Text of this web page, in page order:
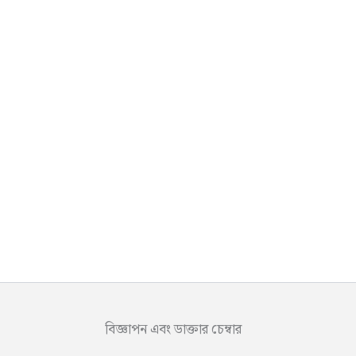
বিজ্ঞাপন এবং ডাক্তার চেম্বার